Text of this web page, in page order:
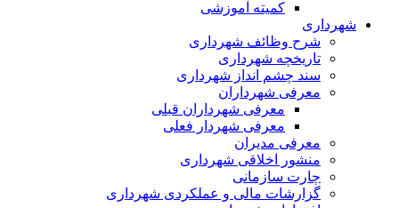
کمیته آموزشی
شهرداری
شرح وظائف شهرداری
تاریخچه شهرداری
سند چشم انداز شهرداری
معرفی شهرداران
معرفی شهرداران قبلی
معرفی شهردار فعلی
معرفی مدیران
منشور اخلاقی شهرداری
چارت سازمانی
گزارشات مالی و عملکردی شهرداری